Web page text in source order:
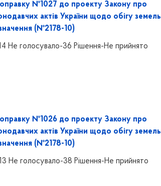
№1027 до проекту Закону про
актів України щодо обігу земель
(№2178-10)
Не голосувало-36 Рішення-Не прийнято
№1026 до проекту Закону про
актів України щодо обігу земель
(№2178-10)
Не голосувало-38 Рішення-Не прийнято